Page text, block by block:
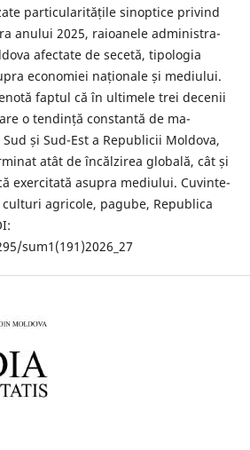
particularitățile sinoptice privind
anului 2025, raioanele administra-
afectate de secetă, tipologia
economiei naționale și mediului.
faptul că în ultimele trei decenii
o tendință constantă de ma-
și Sud-Est a Republicii Moldova,
atât de încălzirea globală, cât și
exercitată asupra mediului. Cuvinte-
agricole, pagube, Republica
sum1(191)2026_27